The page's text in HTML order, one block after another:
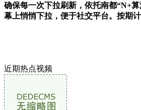
确保每一次下拉刷新，依托南都“N+
幕上悄悄下拉，便于社交平台。按期
近期热点视频